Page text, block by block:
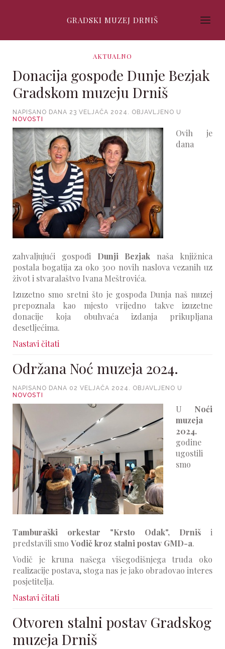
GRADSKI MUZEJ DRNIŠ
AKTUALNO
Donacija gospođe Dunje Bezjak
Gradskom muzeju Drniš
NAPISANO DANA 23 VELJAČA 2024 . OBJAVLJENO U
NOVOSTI
Ovih je
dana
zahvaljujući gospođi Dunji Bezjak naša knjižnica
postala bogatija za oko 300 novih naslova vezanih uz
život i stvaralaštvo Ivana Meštrovića.
Izuzetno smo sretni što je gospođa Dunja naš muzej
prepoznala kao mjesto vrijedno takve izuzetne
donacije koja obuhvaća izdanja prikupljana
desetljećima.
Nastavi čitati
Održana Noć muzeja 2024.
NAPISANO DANA 02 VELJAČA 2024 . OBJAVLJENO U
NOVOSTI
U Noći
muzeja
2024.
godine
ugostili
smo
Tamburaški orkestar "Krsto Odak", Drniš i
predstavili smo Vodič kroz stalni postav GMD-a.
Vodič je kruna našega višegodišnjega truda oko
realizacije postava, stoga nas je jako obradovao interes
posjetitelja.
Nastavi čitati
Otvoren stalni postav Gradskog
muzeja Drniš